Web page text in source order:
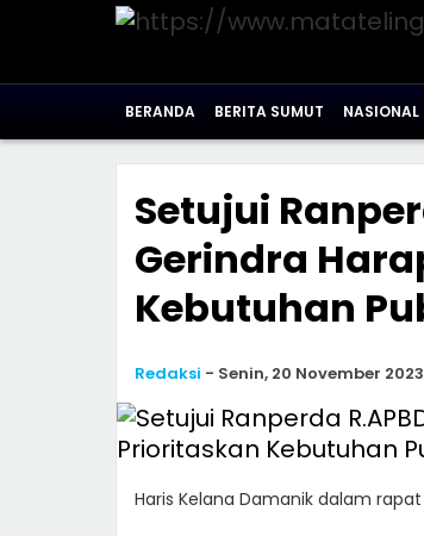
BERANDA BERITA SUMUT NASIONAL
Setujui
Gerindra
Kebutuhan
Redaksi - Senin, 20 November 2023
Haris Kelana Damanik dalam